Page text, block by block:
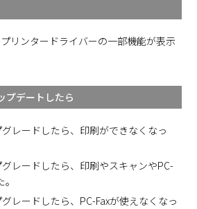
リンタードライバーの一部機能が表示
デートしたら
レードしたら、印刷ができなくなっ
レードしたら、印刷やスキャンやPC-
レードしたら、PC-Faxが使えなくなっ